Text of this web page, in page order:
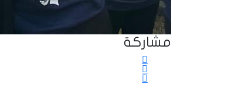
مشاركة